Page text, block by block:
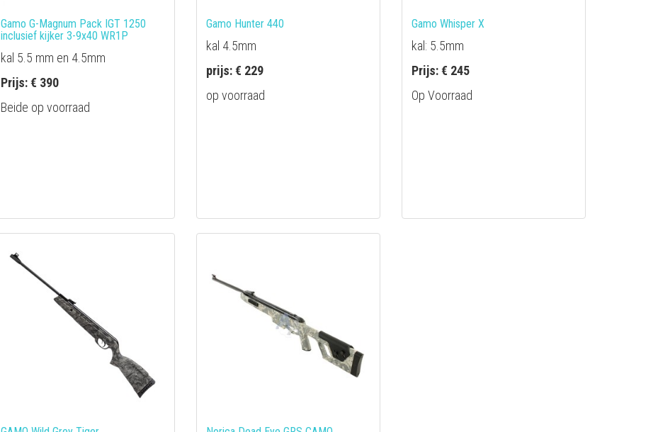
Gamo G-Magnum Pack IGT 1250
inclusief kijker 3-9x40 WR1P
kal 5.5 mm en 4.5mm
Prijs: € 390
Beide op voorraad
Gamo Hunter 440
kal 4.5mm
prijs: € 229
op voorraad
Gamo Whisper X
kal: 5.5mm
Prijs: € 245
Op Voorraad